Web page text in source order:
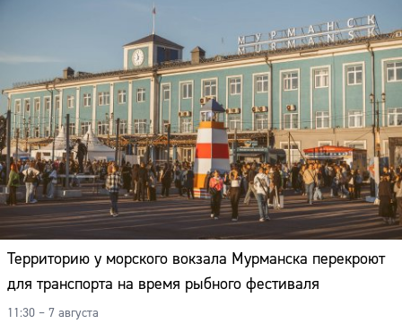
Территорию у морского вокзала Мурманска перекроют
для транспорта на время рыбного фестиваля
11:30 – 7 августа